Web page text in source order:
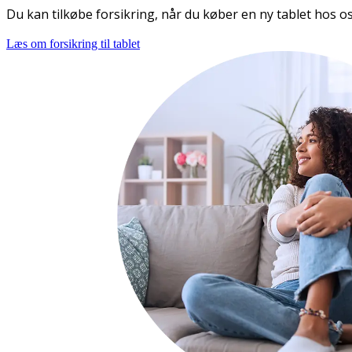
Du kan tilkøbe forsikring, når du køber en ny tablet hos
Læs om forsikring til tablet